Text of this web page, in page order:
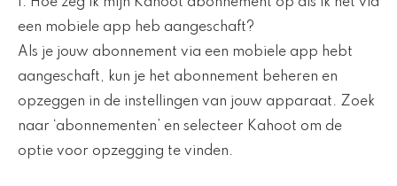
1. Hoe zeg ik mijn Kahoot abonnement op als ik het via
een mobiele app heb aangeschaft?
Als je jouw abonnement via een mobiele app hebt
aangeschaft, kun je het abonnement beheren en
opzeggen in de instellingen van jouw apparaat. Zoek
naar ‘abonnementen’ en selecteer Kahoot om de
optie voor opzegging te vinden.